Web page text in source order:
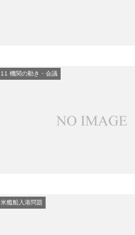
11 機関の動き・会議
米艦船入港問題